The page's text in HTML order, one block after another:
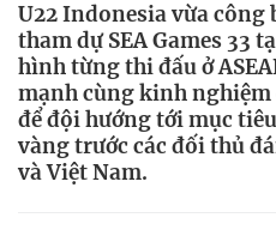
U22 Indonesia vừa công
tham dự SEA Games 33
hình từng thi đấu ở
mạnh cùng kinh nghiệm
để đội hướng tới mục
vàng trước các đối thủ
và Việt Nam.